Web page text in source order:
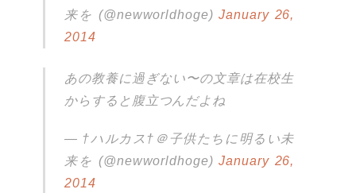
来を (@newworldhoge)January 26,
2014
あの教養に過ぎない〜の文章は在校生
からすると腹立つんだよね
— †ハルカス†＠子供たちに明るい未
来を (@newworldhoge)January 26,
2014